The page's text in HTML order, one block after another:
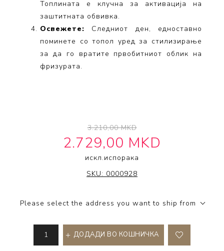
Топлината е клучна за активација на
заштитната обвивка.
Освежете: Следниот ден, едноставно
поминете со топол уред за стилизирање
за да го вратите првобитниот облик на
фризурата.
3.210,00 MKD
2.729,00 MKD
искл.испорака
IT'S A 10 HAIRCARE
SKU: 0000928
Please select the address you want to ship from
ДОДАДИ ВО КОШНИЧКА